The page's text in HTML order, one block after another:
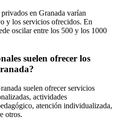
en Granada varían
y los servicios ofrecidos. En
oscilar entre los 500 y los 1000
suelen ofrecer los
suelen ofrecer servicios
actividades
atención individualizada,
otros.